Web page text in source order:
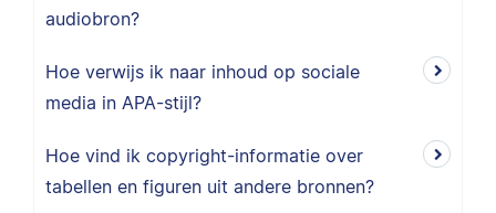
audiobron?
Hoe verwijs ik naar inhoud op sociale
media in APA-stijl?
Hoe vind ik copyright-informatie over
tabellen en figuren uit andere bronnen?